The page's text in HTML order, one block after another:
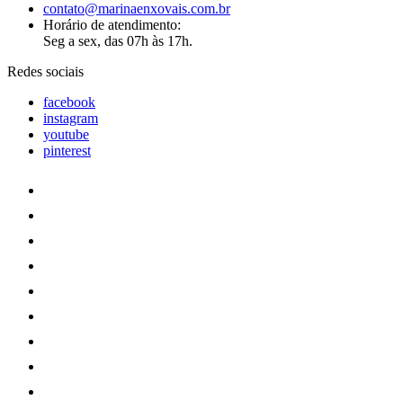
contato@marinaenxovais.com.br
Horário de atendimento:
Seg a sex, das 07h às 17h.
Redes sociais
facebook
instagram
youtube
pinterest